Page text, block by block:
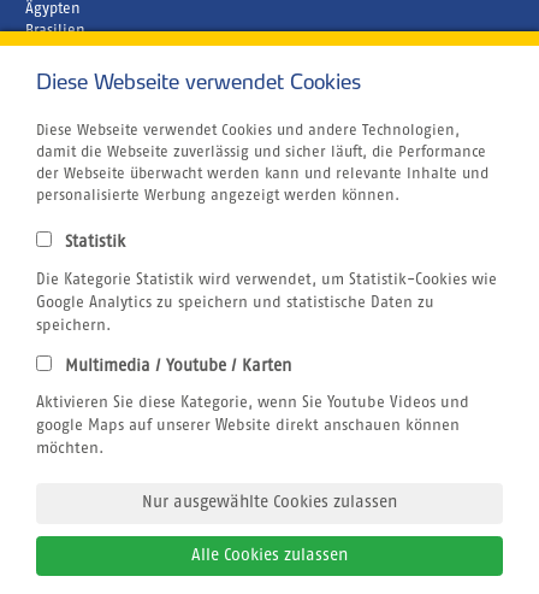
Ägypten
Brasilien
Kapverden
Unternehmen
Rund um´s Buchen
Reiseversicherung
Gutschein
Centrum für Reisemedizin
Windsurfen
Wingfoilen
Bildnachweis
Airline Blacklist
Rechtliches
AGB
Datenschutz
Diese Webseite verwendet Cookies
Diese Webseite verwendet Cookies und andere Technologien,
damit die Webseite zuverlässig und sicher läuft, die Performance
der Webseite überwacht werden kann und relevante Inhalte und
personalisierte Werbung angezeigt werden können.
Statistik
Die Kategorie Statistik wird verwendet, um Statistik-Cookies wie
Google Analytics zu speichern und statistische Daten zu
speichern.
Multimedia / Youtube / Karten
Aktivieren Sie diese Kategorie, wenn Sie Youtube Videos und
google Maps auf unserer Website direkt anschauen können
möchten.
Nur ausgewählte Cookies zulassen
Alle Cookies zulassen